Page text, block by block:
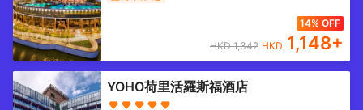
14% OFF
HKD1,342 HKD 1,148+
YOHO荷里活羅斯福酒店